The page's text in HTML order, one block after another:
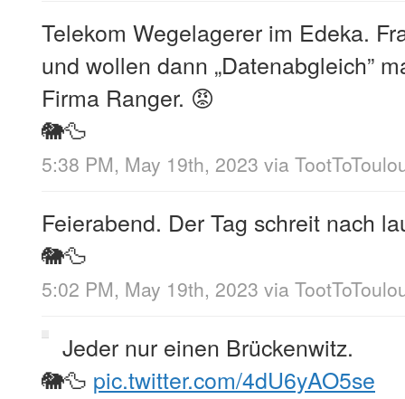
Telekom Wegelagerer im Edeka.
und wollen dann „Datenabgleich”
Firma Ranger. 😡
🐘🦆
5:38 PM, May 19th, 2023 via
Feierabend. Der Tag schreit nach
🐘🦆
5:02 PM, May 19th, 2023 via
Jeder nur einen Brückenwitz.
🐘🦆 pic.twitter.com/4dU6yAO5se